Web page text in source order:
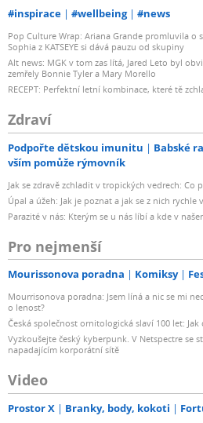
#inspirace #wellbeing #news
Pop Culture Wrap: Ariana Grande promluvila o
Sophia z KATSEYE si dává pauzu od skupiny
Alt news: MGK v tom zas lítá, Jared Leto byl
zemřely Bonnie Tyler a Mary Morello
RECEPT: Perfektní letní kombinace, které tě
Zdraví
Podpořte dětskou imunitu Babské
vším pomůže rýmovník
Jak se zdravě zchladit v tropických vedrech: Co
Úpal a úžeh: Jak je poznat a jak se z nich rychle
Parazité v nás: Kterým se u nás líbí a kde v
Pro nejmenší
Mourissonova poradna Komiksy
Mourrisonova poradna: Jsem líná a nic se mi
o lenost?
Česká společnost ornitologická slaví 100 let: Jak
Vyzkoušejte český kyberpunk. V Netspectre se
napadajícím korporátní sítě
Video
Prostor X Branky, body, kokoti